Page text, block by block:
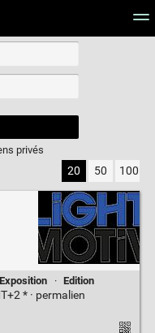
results.
privés
20 50 100
Exposition · Edition
* · permalien